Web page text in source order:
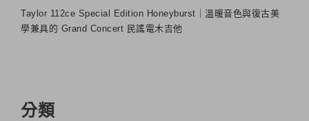
Taylor 112ce Special Edition Honeyburst｜溫暖音色與復古美
學兼具的 Grand Concert 民謠電木吉他
分類